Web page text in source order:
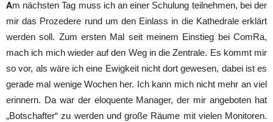
Am nächsten Tag muss ich an einer Schulung teilnehmen, bei der
mir das Prozedere rund um den Einlass in die Kathedrale erklärt
werden soll. Zum ersten Mal seit meinem Einstieg bei ComRa,
mach ich mich wieder auf den Weg in die Zentrale. Es kommt mir
so vor, als wäre ich eine Ewigkeit nicht dort gewesen, dabei ist es
gerade mal wenige Wochen her. Ich kann mich nicht mehr an viel
erinnern. Da war der eloquente Manager, der mir angeboten hat
„Botschafter“ zu werden und große Räume mit vielen Monitoren.